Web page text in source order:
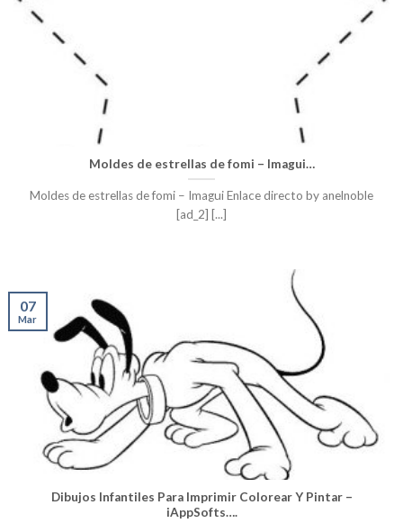
Moldes de estrellas de fomi – Imagui…
Moldes de estrellas de fomi – Imagui Enlace directo by anelnoble
[ad_2] [...]
Dibujos Infantiles Para Imprimir Colorear Y Pintar –
iAppSofts….
07
Mar